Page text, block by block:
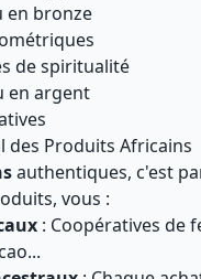
en bronze
de spiritualité
en argent
des Produits Africains
authentiques, c'est
vous :
: Coopératives de